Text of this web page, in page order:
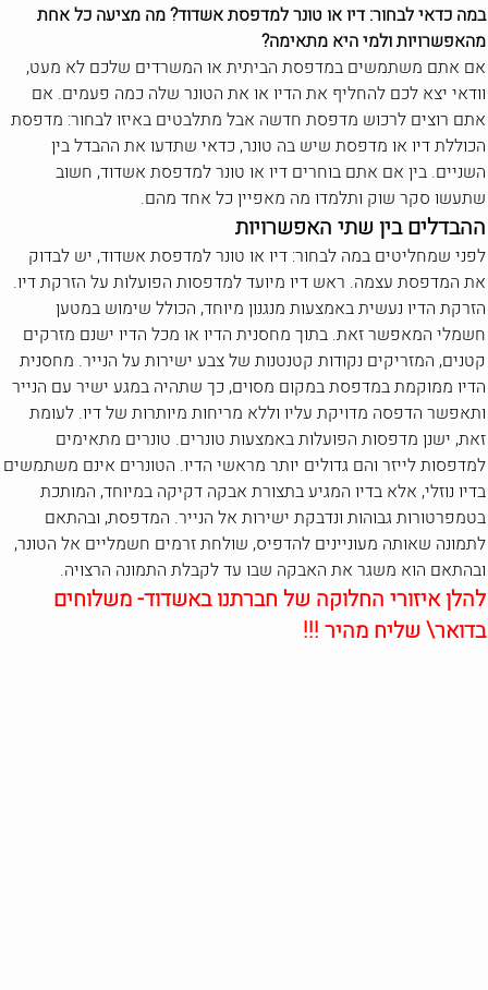
במה כדאי לבחור: דיו או טונר למדפסת אשדוד? מה מציעה כל אחת
מהאפשרויות ולמי היא מתאימה?
אם אתם משתמשים במדפסת הביתית או המשרדים שלכם לא מעט,
וודאי יצא לכם להחליף את הדיו או את הטונר שלה כמה פעמים. אם
אתם רוצים לרכוש מדפסת חדשה אבל מתלבטים באיזו לבחור: מדפסת
הכוללת דיו או מדפסת שיש בה טונר, כדאי שתדעו את ההבדל בין
השניים. בין אם אתם בוחרים דיו או טונר למדפסת אשדוד, חשוב
שתעשו סקר שוק ותלמדו מה מאפיין כל אחד מהם.
ההבדלים בין שתי האפשרויות
לפני שמחליטים במה לבחור: דיו או טונר למדפסת אשדוד, יש לבדוק
את המדפסת עצמה. ראש דיו מיועד למדפסות הפועלות על הזרקת דיו.
הזרקת הדיו נעשית באמצעות מנגנון מיוחד, הכולל שימוש במטען
חשמלי המאפשר זאת. בתוך מחסנית הדיו או מכל הדיו ישנם מזרקים
קטנים, המזריקים נקודות קטנטנות של צבע ישירות על הנייר. מחסנית
הדיו ממוקמת במדפסת במקום מסוים, כך שתהיה במגע ישיר עם הנייר
ותאפשר הדפסה מדויקת עליו וללא מריחות מיותרות של דיו. לעומת
זאת, ישנן מדפסות הפועלות באמצעות טונרים. טונרים מתאימים
למדפסות לייזר והם גדולים יותר מראשי הדיו. הטונרים אינם משתמשים
בדיו נוזלי, אלא בדיו המגיע בתצורת אבקה דקיקה במיוחד, המותכת
בטמפרטורות גבוהות ונדבקת ישירות אל הנייר. המדפסת, ובהתאם
לתמונה שאותה מעוניינים להדפיס, שולחת זרמים חשמליים אל הטונר,
ובהתאם הוא משגר את האבקה שבו עד לקבלת התמונה הרצויה.
להלן איזורי החלוקה של חברתנו באשדוד- משלוחים
בדואר\ שליח מהיר !!!